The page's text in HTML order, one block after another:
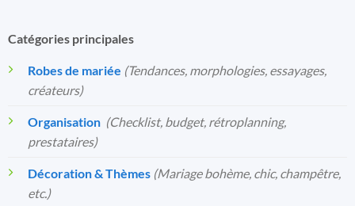
Catégories principales
Robes de mariée (Tendances, morphologies, essayages,
créateurs)
Organisation️ (Checklist, budget, rétroplanning,
prestataires)
Décoration & Thèmes (Mariage bohème, chic, champêtre,
etc.)